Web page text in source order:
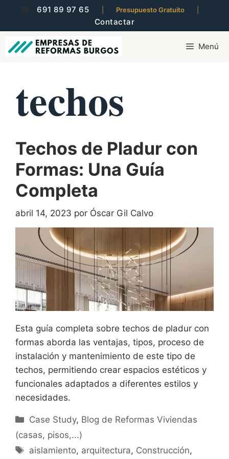
contenido
691 89 97 65 Presupuesto Gratuito
Contactar
Menú
techos
Techos de Pladur con
Formas: Una Guía
Completa
abril 14, 2023 por Óscar Gil Calvo
Esta guía completa sobre techos de pladur con
formas aborda las ventajas, tipos, proceso de
instalación y mantenimiento de este tipo de
techos, permitiendo crear espacios estéticos y
funcionales adaptados a diferentes estilos y
necesidades.
Categorías
Case Study, Blog de Reformas Viviendas
(casas, pisos,...)
Etiquetas
aislamiento, arquitectura, Construcción,